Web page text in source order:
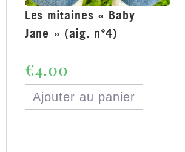
Les mitaines « Baby
Jane » (aig. n°4)
€4.00
Ajouter au panier